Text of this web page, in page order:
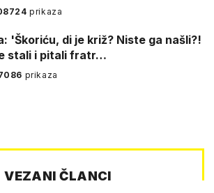
prikaza
'Škoriću, di je križ? Niste ga našli?!
stali i pitali fratr…
prikaza
VEZANI ČLANCI